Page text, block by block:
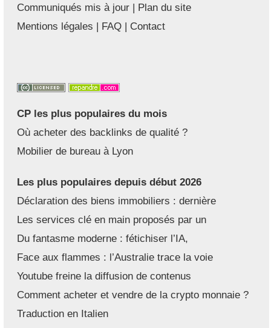
Communiqués mis à jour | Plan du site
Mentions légales | FAQ | Contact
CP les plus populaires du mois
Où acheter des backlinks de qualité ?
Mobilier de bureau à Lyon
Les plus populaires depuis début 2026
Déclaration des biens immobiliers : dernière
Les services clé en main proposés par un
Du fantasme moderne : fétichiser l’IA,
Face aux flammes : l’Australie trace la voie
Youtube freine la diffusion de contenus
Comment acheter et vendre de la crypto monnaie ?
Traduction en Italien